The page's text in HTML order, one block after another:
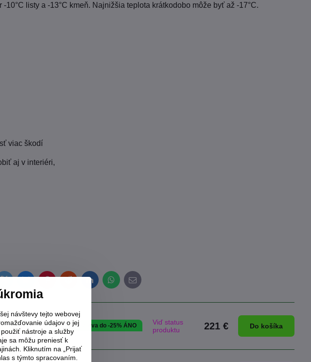
listy a -13°C kmeň. Najnižšia teplota krátkodobo môže byť až -17°C.
viac škodí
aj v interiéri,
LinkedInWhatsApp
E-
mail
SK 2024
! BENEFIT zľava do -25% ÁNO
Viď status
produktu
221 € Do košíka
návštevy tejto webovej
údajov o jej
nástroje a služby
sa môžu preniesť k
Kliknutím na „Prijať
s týmto spracovaním.